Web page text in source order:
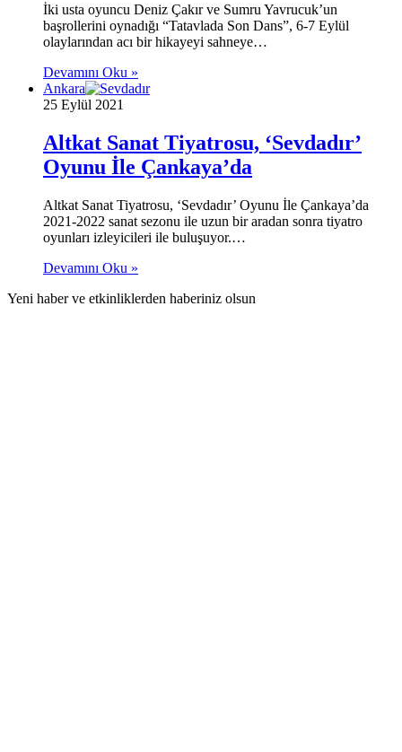
İki usta oyuncu Deniz Çakır ve Sumru Yavrucuk’un
başrollerini oynadığı “Tatavlada Son Dans”, 6-7 Eylül
olaylarından acı bir hikayeyi sahneye…
Devamını Oku »
Ankara
25 Eylül 2021
Altkat Sanat Tiyatrosu, ‘Sevdadır’
Oyunu İle Çankaya’da
Altkat Sanat Tiyatrosu, ‘Sevdadır’ Oyunu İle Çankaya’da
2021-2022 sanat sezonu ile uzun bir aradan sonra tiyatro
oyunları izleyicileri ile buluşuyor.…
Devamını Oku »
Yeni haber ve etkinliklerden haberiniz olsun